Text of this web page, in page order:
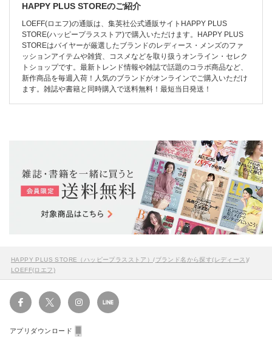
HAPPY PLUS STOREのご紹介
LOEFF(ロエフ)の通販は、集英社公式通販サイトHAPPY PLUS
STORE(ハッピープラスストア)で購入いただけます。HAPPY PLUS
STOREはバイヤーが厳選したブランドのレディース・メンズのファ
ッションアイテムや雑貨、コスメなどを取り扱うオンライン・セレク
トショップです。最新トレンド情報や雑誌で話題のコラボ商品など、
新作商品を毎週入荷！人気のブランドがオンラインでご購入いただけ
ます。雑誌や書籍と同時購入で送料無料！最短当日発送！
HAPPY PLUS STORE（ハッピープラスストア）/ブランド名から探す(レディース)/
LOEFF(ロエフ)
アプリダウンロード